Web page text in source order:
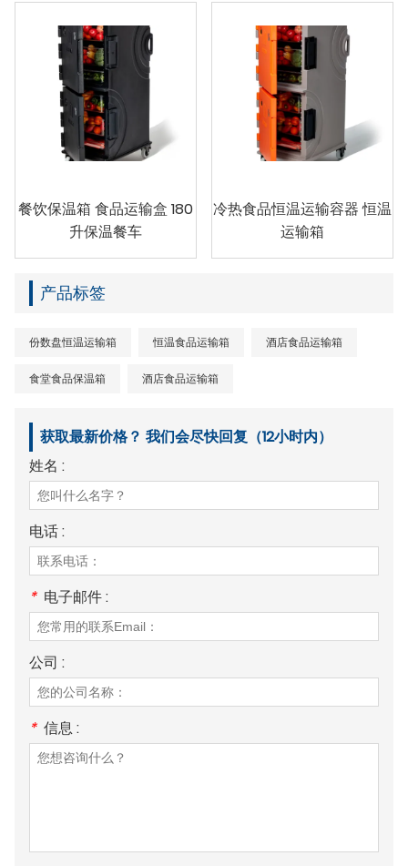
餐饮保温箱 食品运输盒 180
升保温餐车
冷热食品恒温运输容器 恒温
运输箱
产品标签
份数盘恒温运输箱 恒温食品运输箱 酒店食品运输箱
食堂食品保温箱 酒店食品运输箱
获取最新价格？ 我们会尽快回复（12小时内）
姓名 :
电话 :
* 电子邮件 :
公司 :
* 信息 :